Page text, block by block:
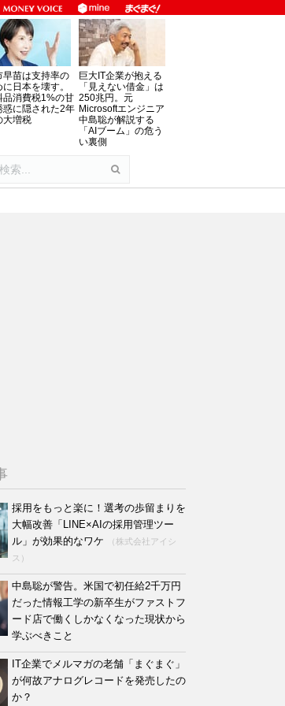
早苗は支持率の
に日本を壊す。
品消費税1%の甘
惑に隠された2年
大増税
巨大IT企業が抱える
「見えない借金」は
250兆円。元
Microsoftエンジニア
中島聡が解説する
「AIブーム」の危う
い裏側
採用をもっと楽に！選考の歩留まりを
大幅改善「LINE×AIの採用管理ツー
ル」が効果的なワケ
（株式会社アイシ
ス）
中島聡が警告。米国で初任給2千万円
だった情報工学の新卒生がファストフ
ード店で働くしかなくなった現状から
学ぶべきこと
IT企業でメルマガの老舗「まぐまぐ」
が何故アナログレコードを発売したの
か？